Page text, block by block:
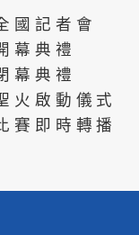
國記者會
幕典禮
幕典禮
火啟動儀式
賽即時轉播